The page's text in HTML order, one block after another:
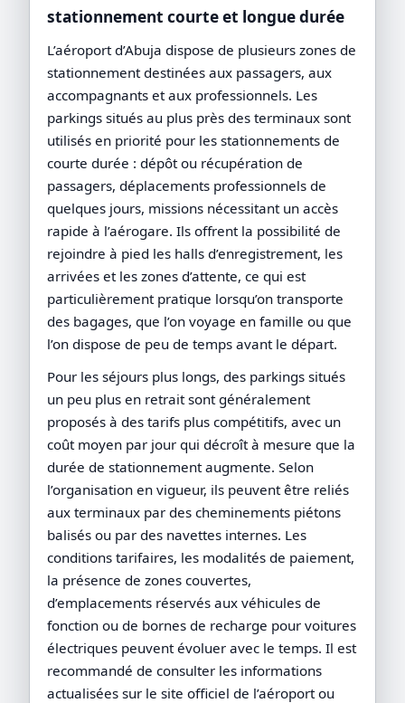
stationnement courte et longue durée
L’aéroport d’Abuja dispose de plusieurs zones de
stationnement destinées aux passagers, aux
accompagnants et aux professionnels. Les
parkings situés au plus près des terminaux sont
utilisés en priorité pour les stationnements de
courte durée : dépôt ou récupération de
passagers, déplacements professionnels de
quelques jours, missions nécessitant un accès
rapide à l’aérogare. Ils offrent la possibilité de
rejoindre à pied les halls d’enregistrement, les
arrivées et les zones d’attente, ce qui est
particulièrement pratique lorsqu’on transporte
des bagages, que l’on voyage en famille ou que
l’on dispose de peu de temps avant le départ.
Pour les séjours plus longs, des parkings situés
un peu plus en retrait sont généralement
proposés à des tarifs plus compétitifs, avec un
coût moyen par jour qui décroît à mesure que la
durée de stationnement augmente. Selon
l’organisation en vigueur, ils peuvent être reliés
aux terminaux par des cheminements piétons
balisés ou par des navettes internes. Les
conditions tarifaires, les modalités de paiement,
la présence de zones couvertes,
d’emplacements réservés aux véhicules de
fonction ou de bornes de recharge pour voitures
électriques peuvent évoluer avec le temps. Il est
recommandé de consulter les informations
actualisées sur le site officiel de l’aéroport ou